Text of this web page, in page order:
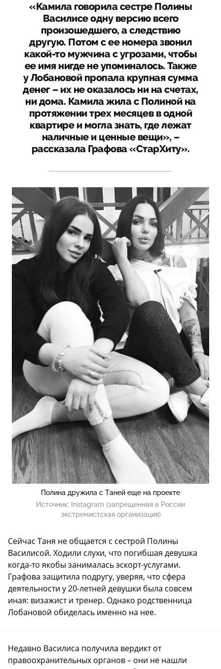
«Камила говорила сестре Полины
Василисе одну версию всего
произошедшего, а следствию
другую. Потом с ее номера звонил
какой-то мужчина с угрозами, чтобы
ее имя нигде не упоминалось. Также
у Лобановой пропала крупная сумма
денег – их не оказалось ни на счетах,
ни дома. Камила жила с Полиной на
протяжении трех месяцев в одной
квартире и могла знать, где лежат
наличные и ценные вещи», –
рассказала Графова «СтарХиту».
Полина дружила с Таней еще на проекте
Источник:
Instagram (запрещенная в России
экстремистская организация)
Сейчас Таня не общается с сестрой Полины
Василисой. Ходили слухи, что погибшая девушка
когда-то якобы занималась эскорт-услугами.
Графова защитила подругу, уверяя, что сфера
деятельности у 20-летней девушки была совсем
иная: визажист и тренер. Однако родственница
Лобановой обиделась именно на нее.
Недавно Василиса получила вердикт от
правоохранительных органов – они не нашли